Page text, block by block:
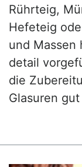
Rührteig,
Hefeteig
und Massen
detail
die
Glasuren